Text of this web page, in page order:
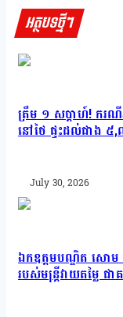
អត្ថបទថ្មីៗ
ត្រឹម ១ សប្ដាហ៍! ករ
នៅថៃ ផ្ទុះដល់ជាង
July 30, 2026
ឯកឧត្តមបណ្ឌិត សោម
របស់មន្រ្តីវាយតម្លៃ ជ